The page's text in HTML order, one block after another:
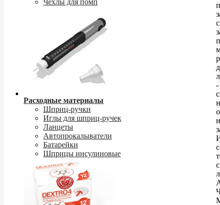
Расходные материалы
Шприц-ручки
Иглы для шприц-ручек
Ланцеты
Автопрокалыватели
Батарейки
Шприцы инсулиновые
-
с